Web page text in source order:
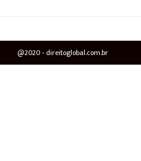
@2020 - direitoglobal.com.br